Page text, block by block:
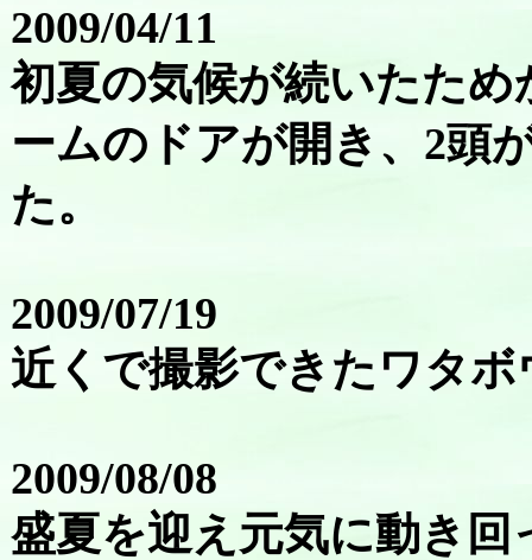
2009/04/11
初夏の気候が続いたた
ームのドアが開き、2頭
た。
2009/07/19
近くで撮影できたワタ
2009/08/08
盛夏を迎え元気に動き